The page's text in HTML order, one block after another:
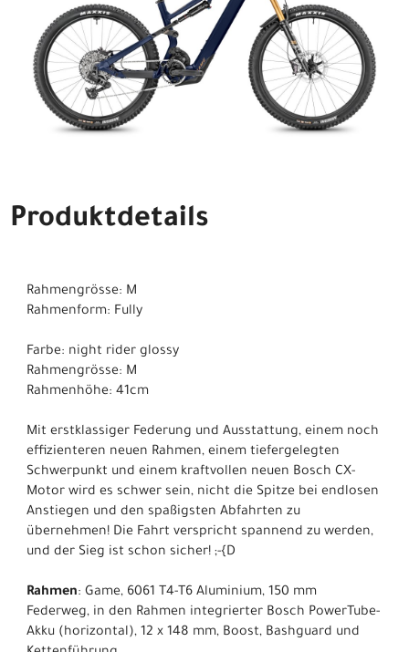
Produktdetails
Rahmengrösse: M
Rahmenform: Fully
Farbe: night rider glossy
Rahmengrösse: M
Rahmenhöhe: 41cm
Mit erstklassiger Federung und Ausstattung, einem noch
effizienteren neuen Rahmen, einem tiefergelegten
Schwerpunkt und einem kraftvollen neuen Bosch CX-
Motor wird es schwer sein, nicht die Spitze bei endlosen
Anstiegen und den spaßigsten Abfahrten zu
übernehmen! Die Fahrt verspricht spannend zu werden,
und der Sieg ist schon sicher! ;-{D
Rahmen: Game, 6061 T4-T6 Aluminium, 150 mm
Federweg, in den Rahmen integrierter Bosch PowerTube-
Akku (horizontal), 12 x 148 mm, Boost, Bashguard und